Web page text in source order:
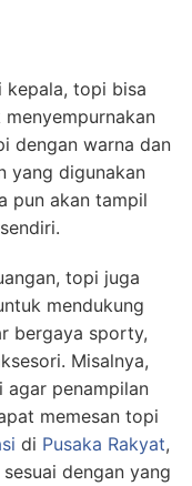
kepala, topi bisa
dengan warna dan
yang digunakan
pun akan tampil
topi juga
mendukung
bergaya sporty,
Misalnya,
agar penampilan
memesan topi
di Pusaka Rakyat,
dengan yang